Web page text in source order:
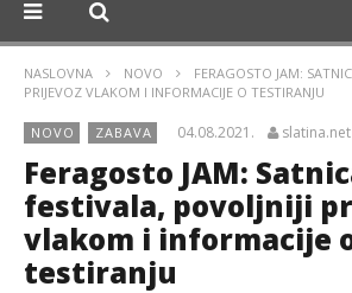
NASLOVNA NOVO
FERAGOSTO JAM:
PRIJEVOZ VLAKOM I INFORMACIJE O TESTIRANJU
NOVO ZABAVA 04.08.2021. slatina.net
Feragosto JAM:
festivala, povoljniji
vlakom i informacije
testiranju